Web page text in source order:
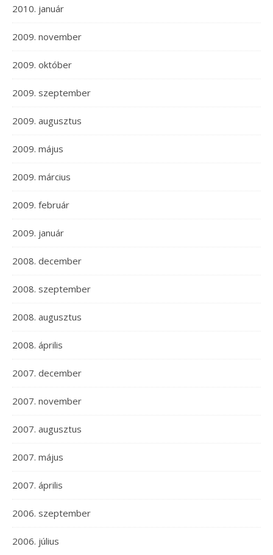
2010. január
2009. november
2009. október
2009. szeptember
2009. augusztus
2009. május
2009. március
2009. február
2009. január
2008. december
2008. szeptember
2008. augusztus
2008. április
2007. december
2007. november
2007. augusztus
2007. május
2007. április
2006. szeptember
2006. július